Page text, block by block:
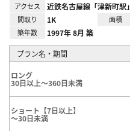
アクセス 近鉄名古屋線「津新町駅」
間取り 1K 面積
築年数 1997年 8月 築
プラン名・期間
ロング
30日以上～360日未満
ショート【7日以上】
～30日未満